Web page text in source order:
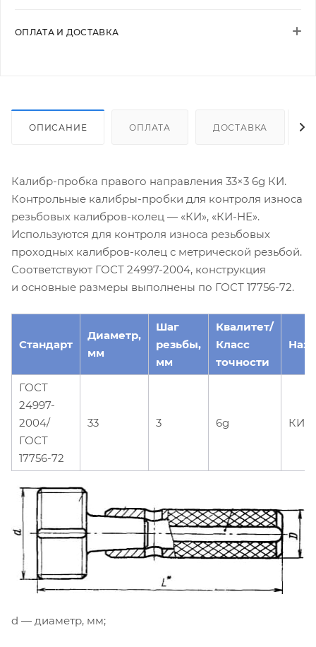
ОПЛАТА И ДОСТАВКА
ОПИСАНИЕ ОПЛАТА ДОСТАВКА
Калибр-пробка правого направления 33×3 6g КИ.
Контрольные калибры-пробки для контроля износа
резьбовых калибров-колец — «КИ», «КИ-НЕ».
Используются для контроля износа резьбовых
проходных калибров-колец с метрической резьбой.
Соответствуют ГОСТ 24997-2004, конструкция
и основные размеры выполнены по ГОСТ 17756-72.
Стандарт
Диаметр,
мм
Шаг
резьбы,
мм
Квалитет/
Класс
точности
ГОСТ
24997-
2004/
ГОСТ
17756-72
33 3 6g КИ
d — диаметр, мм;